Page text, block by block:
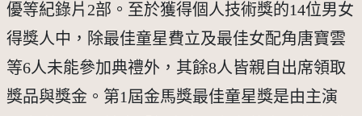
優等紀錄片2部。至於獲得個人技術獎的14位男女
得獎人中，除最佳童星費立及最佳女配角唐寶雲
等6人未能參加典禮外，其餘8人皆親自出席領取
獎品與獎金。第1屆金馬獎最佳童星獎是由主演